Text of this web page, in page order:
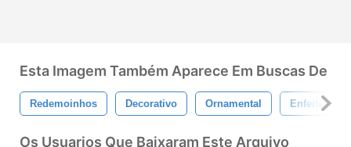
Esta Imagem Também Aparece Em Buscas De
Redemoinhos Decorativo Ornamental Enfeites
Os Usuarios Que Baixaram Este Arquivo